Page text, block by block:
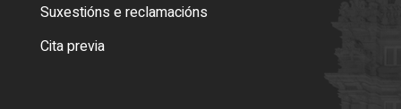
Suxestións e reclamacións
Cita previa